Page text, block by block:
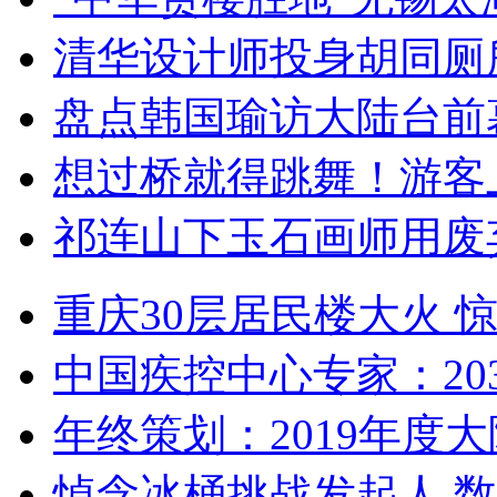
清华设计师投身胡同
盘点韩国瑜访大陆台
想过桥就得跳舞！游客
祁连山下玉石画师用
重庆30层居民楼大火
中国疾控中心专家：
年终策划：2019年度